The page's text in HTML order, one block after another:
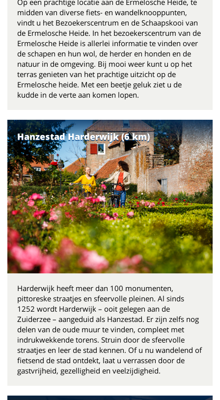
Op een prachtige locatie aan de Ermelosche Heide, te
midden van diverse fiets- en wandelknooppunten,
vindt u het Bezoekerscentrum en de Schaapskooi van
de Ermelosche Heide. In het bezoekerscentrum van de
Ermelosche Heide is allerlei informatie te vinden over
de schapen en hun wol, de herder en honden en de
natuur in de omgeving. Bij mooi weer kunt u op het
terras genieten van het prachtige uitzicht op de
Ermelosche heide. Met een beetje geluk ziet u de
kudde in de verte aan komen lopen.
Hanzestad Harderwijk (6 km)
Harderwijk heeft meer dan 100 monumenten,
pittoreske straatjes en sfeervolle pleinen. Al sinds
1252 wordt Harderwijk – ooit gelegen aan de
Zuiderzee – aangeduid als Hanzestad. Er zijn zelfs nog
delen van de oude muur te vinden, compleet met
indrukwekkende torens. Struin door de sfeervolle
straatjes en leer de stad kennen. Of u nu wandelend of
fietsend de stad ontdekt, laat u verrassen door de
gastvrijheid, gezelligheid en veelzijdigheid.